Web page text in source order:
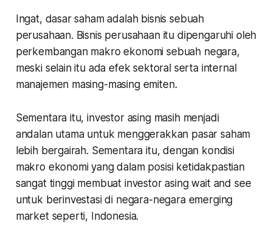
Ingat, dasar saham adalah bisnis sebuah
perusahaan. Bisnis perusahaan itu dipengaruhi oleh
perkembangan makro ekonomi sebuah negara,
meski selain itu ada efek sektoral serta internal
manajemen masing-masing emiten.
Sementara itu, investor asing masih menjadi
andalan utama untuk menggerakkan pasar saham
lebih bergairah. Sementara itu, dengan kondisi
makro ekonomi yang dalam posisi ketidakpastian
sangat tinggi membuat investor asingwait and see
untuk berinvestasi di negara-negara emerging
marketseperti, Indonesia.